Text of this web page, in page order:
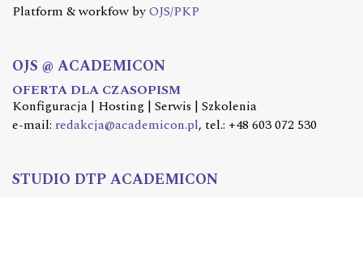
Platform & workfow byOJS/PKP
OJS @ ACADEMICON
OFERTA DLA CZASOPISM
Konfiguracja | Hosting | Serwis | Szkolenia
e-mail: redakcja@academicon.pl, tel.: +48 603 072 530
STUDIO DTP ACADEMICON